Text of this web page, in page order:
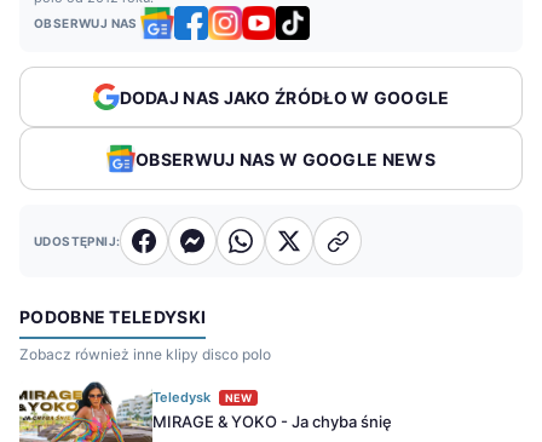
OBSERWUJ NAS
DODAJ NAS JAKO ŹRÓDŁO W GOOGLE
OBSERWUJ NAS W GOOGLE NEWS
UDOSTĘPNIJ:
PODOBNE TELEDYSKI
Zobacz również inne klipy disco polo
Teledysk NEW
MIRAGE & YOKO - Ja chyba śnię